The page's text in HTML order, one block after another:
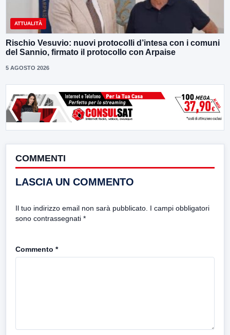
ATTUALITÀ
Rischio Vesuvio: nuovi protocolli d’intesa con i comuni
del Sannio, firmato il protocollo con Arpaise
5 AGOSTO 2026
COMMENTI
LASCIA UN COMMENTO
Il tuo indirizzo email non sarà pubblicato. I campi obbligatori
sono contrassegnati *
Commento *